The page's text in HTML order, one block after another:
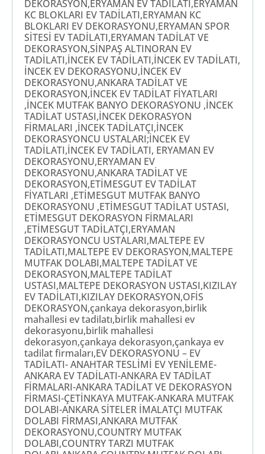
DEKORASYON,ERYAMAN EV TADİLATI,ERYAMAN
KC BLOKLARI EV TADİLATI,ERYAMAN KC
BLOKLARI EV DEKORASYONU,ERYAMAN SPOR
SİTESİ EV TADİLATI,ERYAMAN TADİLAT VE
DEKORASYON,SİNPAŞ ALTINORAN EV
TADİLATI,İNCEK EV TADİLATI,İNCEK EV TADİLATI,
İNCEK EV DEKORASYONU,İNCEK EV
DEKORASYONU,ANKARA TADİLAT VE
DEKORASYON,İNCEK EV TADİLAT FİYATLARI
,İNCEK MUTFAK BANYO DEKORASYONU ,İNCEK
TADİLAT USTASI,İNCEK DEKORASYON
FİRMALARI ,İNCEK TADİLATÇI,İNCEK
DEKORASYONCU USTALARI;İNCEK EV
TADİLATI,İNCEK EV TADİLATI, ERYAMAN EV
DEKORASYONU,ERYAMAN EV
DEKORASYONU,ANKARA TADİLAT VE
DEKORASYON,ETİMESGUT EV TADİLAT
FİYATLARI ,ETİMESGUT MUTFAK BANYO
DEKORASYONU ,ETİMESGUT TADİLAT USTASI,
ETİMESGUT DEKORASYON FİRMALARI
,ETİMESGUT TADİLATÇI,ERYAMAN
DEKORASYONCU USTALARI,MALTEPE EV
TADİLATI,MALTEPE EV DEKORASYON,MALTEPE
MUTFAK DOLABI,MALTEPE TADİLAT VE
DEKORASYON,MALTEPE TADİLAT
USTASI,MALTEPE DEKORASYON USTASI,KIZILAY
EV TADİLATI,KIZILAY DEKORASYON,OFİS
DEKORASYON,çankaya dekorasyon,birlik
mahallesi ev tadilatı,birlik mahallesi ev
dekorasyonu,birlik mahallesi
dekorasyon,çankaya dekorasyon,çankaya ev
tadilat firmaları,EV DEKORASYONU – EV
TADİLATI- ANAHTAR TESLİMİ EV YENİLEME-
ANKARA EV TADİLATI-ANKARA EV TADİLAT
FİRMALARI-ANKARA TADİLAT VE DEKORASYON
FİRMASI-ÇETİNKAYA MUTFAK-ANKARA MUTFAK
DOLABI-ANKARA SİTELER İMALATÇI MUTFAK
DOLABI FİRMASI,ANKARA MUTFAK
DEKORASYONU,COUNTRY MUTFAK
DOLABI,COUNTRY TARZI MUTFAK